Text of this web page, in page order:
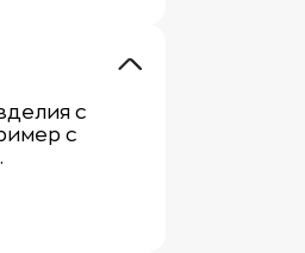
с
с